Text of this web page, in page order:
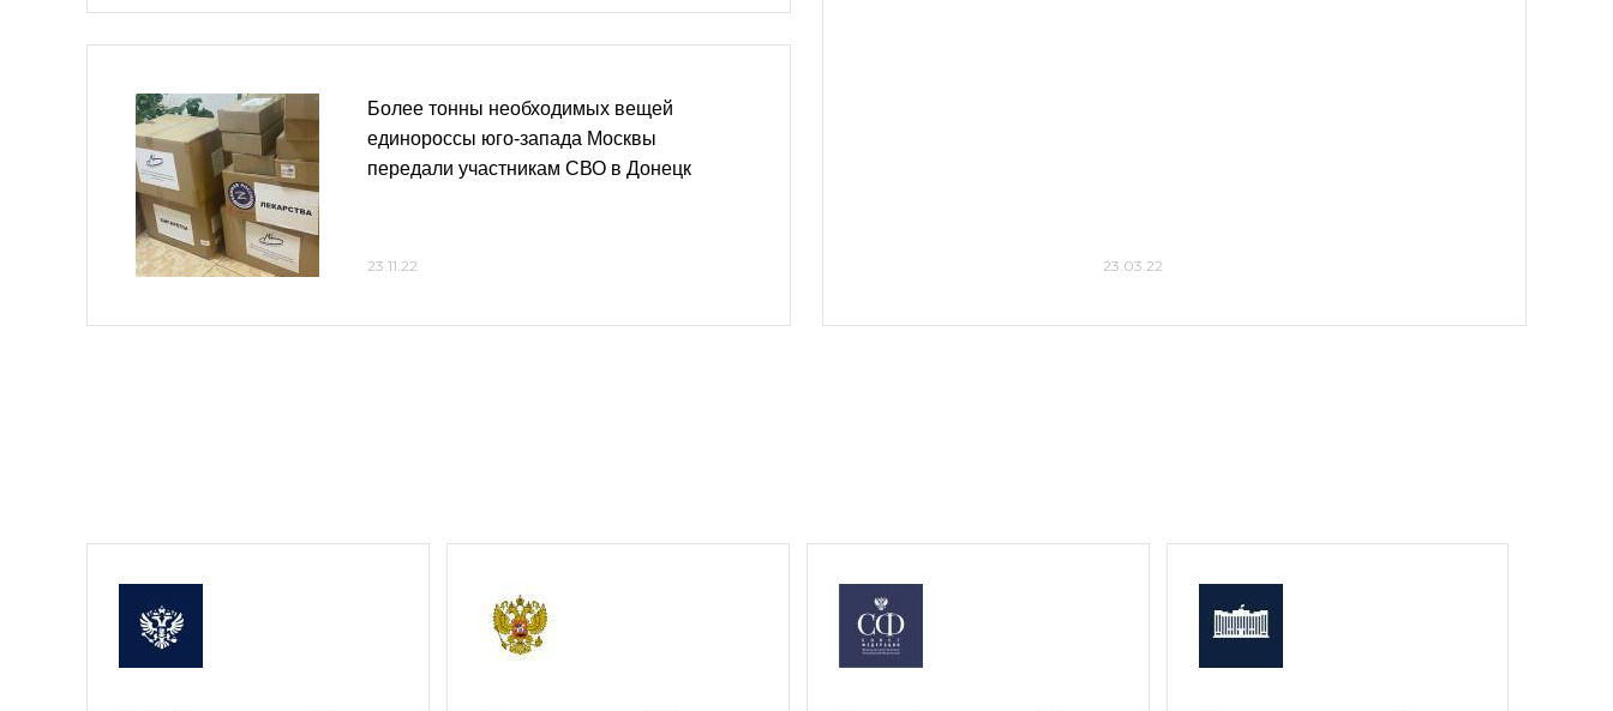
Более тонны необходимых вещей
единороссы юго-запада Москвы
передали участникам СВО в Донецк
23.11.22 23.03.22